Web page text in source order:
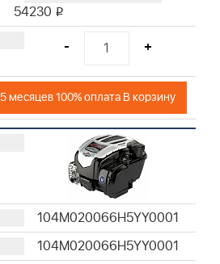
54230 i
- +
месяцев 100% оплата В корзину
104M020066H5YY0001
104M020066H5YY0001